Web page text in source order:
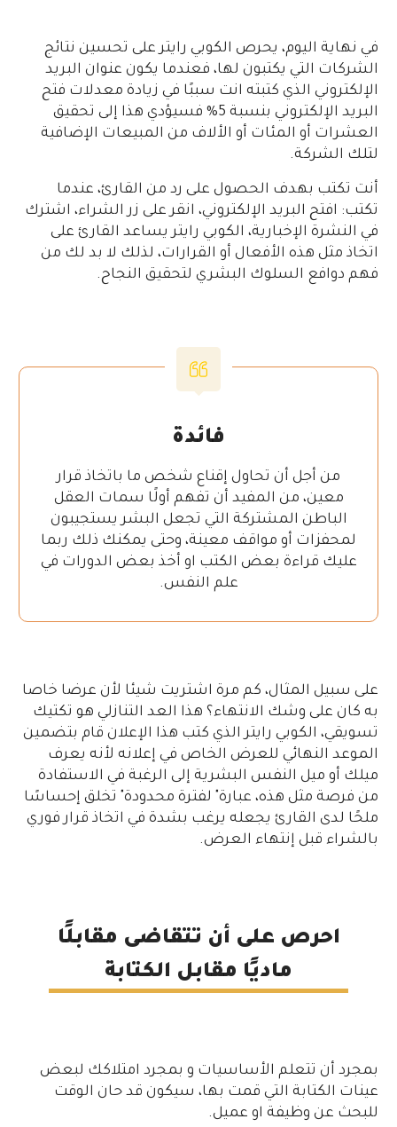
في نهاية اليوم، يحرص الكوبي رايتر على تحسين نتائج
الشركات التي يكتبون لها، فعندما يكون عنوان البريد
الإلكتروني الذي كتبته انت سببًا في زيادة معدلات فتح
البريد الإلكتروني بنسبة 5% فسيؤدي هذا إلى تحقيق
العشرات أو المئات أو الألاف من المبيعات الإضافية
لتلك الشركة.
أنت تكتب بهدف الحصول على رد من القارئ، عندما
تكتب: افتح البريد الإلكتروني، انقر على زر الشراء، اشترك
في النشرة الإخبارية، الكوبي رايتر يساعد القارئ على
اتخاذ مثل هذه الأفعال أو القرارات، لذلك لا بد لك من
فهم دوافع السلوك البشري لتحقيق النجاح.
فائدة
من أجل أن تحاول إقناع شخص ما باتخاذ قرار
معين، من المفيد أن تفهم أولًا سمات العقل
الباطن المشتركة التي تجعل البشر يستجيبون
لمحفزات أو مواقف معينة، وحتى يمكنك ذلك ربما
عليك قراءة بعض الكتب او أخذ بعض الدورات في
علم النفس.
على سبيل المثال، كم مرة اشتريت شيئا لأن عرضا خاصا
به كان على وشك الانتهاء؟ هذا العد التنازلي هو تكتيك
تسويقي، الكوبي رايتر الذي كتب هذا الإعلان قام بتضمين
الموعد النهائي للعرض الخاص في إعلانه لأنه يعرف
ميلك أو ميل النفس البشرية إلى الرغبة في الاستفادة
من فرصة مثل هذه، عبارة" لفترة محدودة" تخلق إحساسًا
ملحًا لدى القارئ يجعله يرغب بشدة في اتخاذ قرار فوري
بالشراء قبل إنتهاء العرض.
احرص على أن تتقاضى مقابلًا
ماديًا مقابل الكتابة
بمجرد أن تتعلم الأساسيات و بمجرد امتلاكك لبعض
عينات الكتابة التي قمت بها، سيكون قد حان الوقت
للبحث عن وظيفة او عميل.